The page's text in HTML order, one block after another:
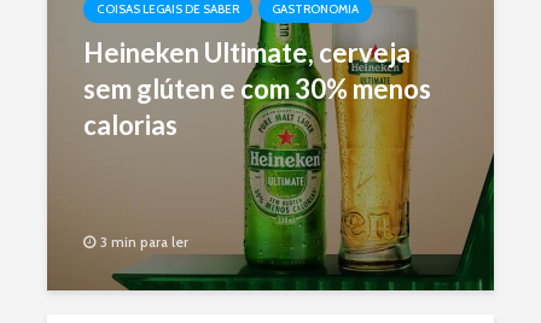
COISAS LEGAIS DE SABER
GASTRONOMIA
Heineken Ultimate, cerveja
sem glúten e com 30% menos
calorias
3 min para ler